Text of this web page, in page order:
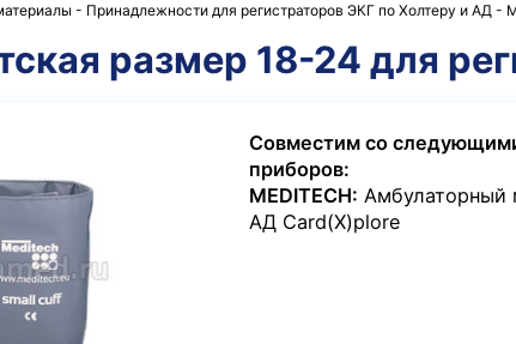
- Принадлежности для регистраторов ЭКГ по Холтеру и АД -
размер 18-24 для
Совместим со
приборов:
MEDITECH: Амбулаторный
АД Card(X)plore